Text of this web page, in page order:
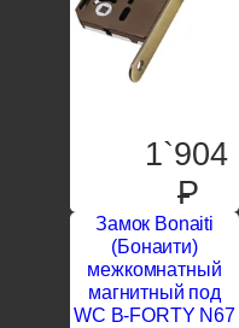
1`904
P
Замок Bonaiti
(Бонаити)
межкомнатный
магнитный под
WC B-FORTY N67